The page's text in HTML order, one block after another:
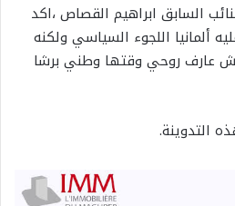
السابق ابراهيم القصاص ،اكد
عرضت عليه ألمانيا اللجوء السياسي ولكنه
عارف روحي وقتها وطني برشا
التدوينة.